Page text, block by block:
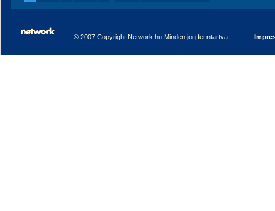
© 2007 Copyright Network.hu Minden jog fenntartva.